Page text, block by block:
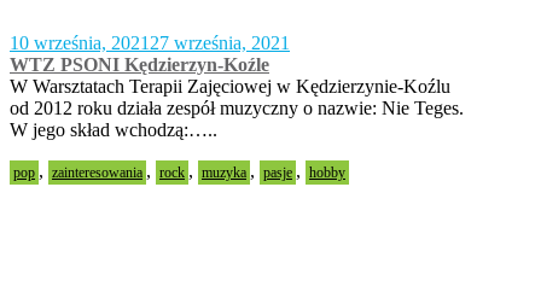
10 września, 2021 27 września, 2021
WTZ PSONI Kędzierzyn-Koźle
W Warsztatach Terapii Zajęciowej w Kędzierzynie-Koźlu
od 2012 roku działa zespół muzyczny o nazwie: Nie Teges.
W jego skład wchodzą:…..
pop , zainteresowania , rock , muzyka , pasje , hobby